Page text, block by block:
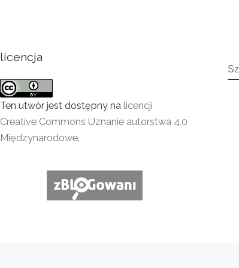
licencja
Ten utwór jest dostępny na licencji
Creative Commons Uznanie autorstwa 4.0
Międzynarodowe.